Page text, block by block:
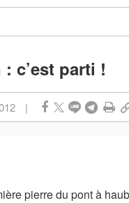
c’est parti !
|
pierre du pont à